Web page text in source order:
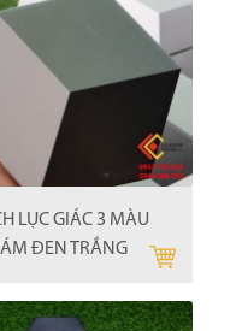
LỤC GIÁC 3 MÀU
ĐEN TRẮNG